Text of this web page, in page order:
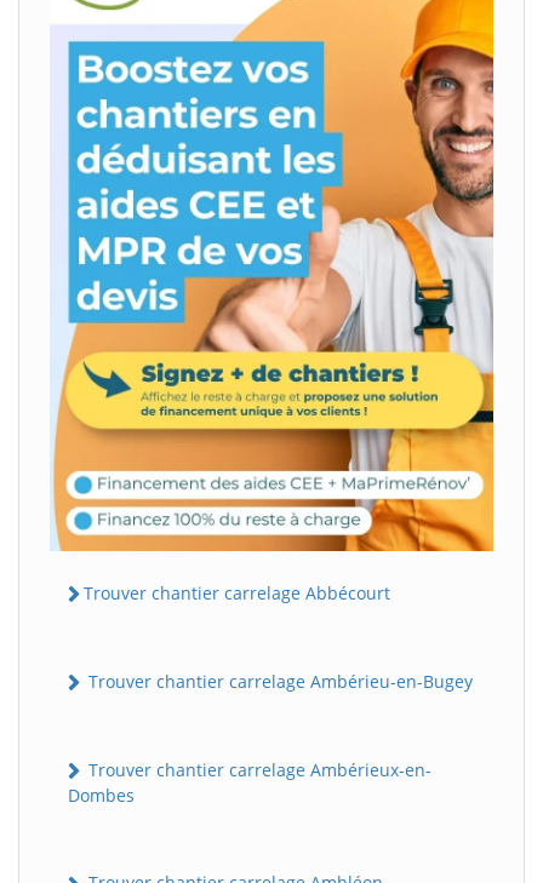
Trouver chantier carrelage Abbécourt
Trouver chantier carrelage Ambérieu-en-Bugey
Trouver chantier carrelage Ambérieux-en-
Dombes